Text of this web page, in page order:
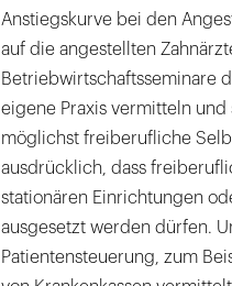
Anstiegskurve bei den
auf die angestellten
Betriebwirtschaftsseminare
eigene Praxis vermitteln
möglichst freiberufliche
ausdrücklich, dass
stationären Einrichtungen
ausgesetzt werden dürfen.
Patientensteuerung, zum